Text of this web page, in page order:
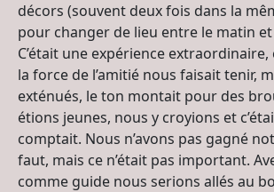
décors (souvent deux fois dans la
pour changer de lieu entre le matin et
C’était une expérience
la force de l’amitié nous faisait tenir,
exténués, le ton montait pour des
étions jeunes, nous y croyions et
comptait. Nous n’avons pas gagné
faut, mais ce n’était pas important.
comme guide nous serions allés au